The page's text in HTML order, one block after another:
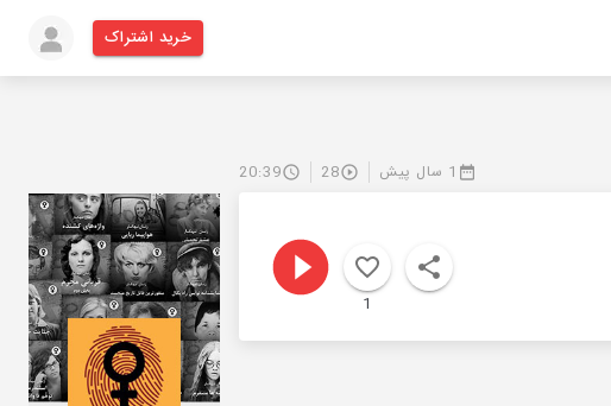
خرید اشتراک
1 سال پیش 28
20:39
1